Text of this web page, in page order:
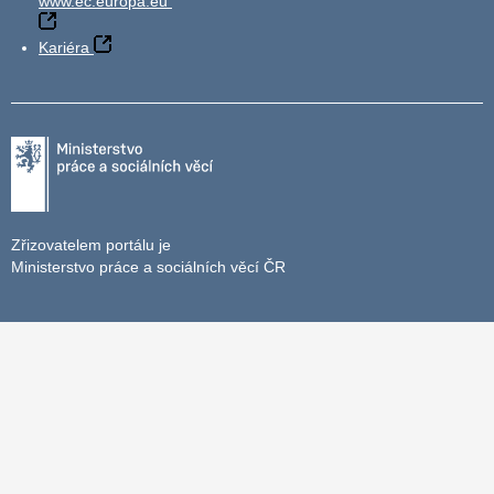
Kariéra
Zřizovatelem portálu je
Ministerstvo práce a sociálních věcí ČR